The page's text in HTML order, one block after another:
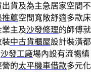
出貨及為主急居家空間不
推薦空間寬敞舒適多款床
主及沙發修理的師傅就
裝中古貨櫃屋設計裝潢都
沙發工廠場內設有流暢縝
營的太平機車借款多元化